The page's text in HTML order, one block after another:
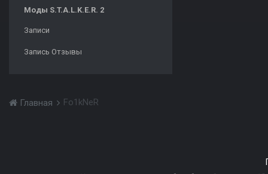
Моды S.T.A.L.K.E.R. 2
Записи
Запись Отзывы
Главная Fo1kNeR